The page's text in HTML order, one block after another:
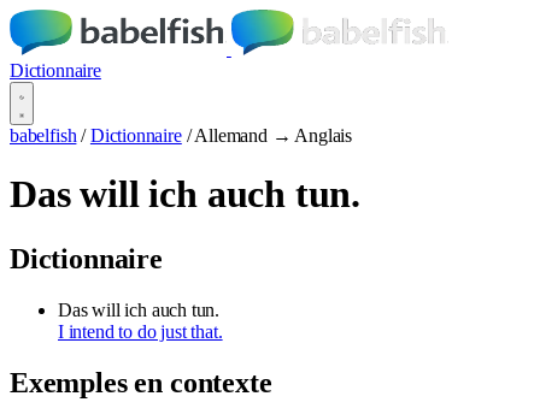
Dictionnaire
babelfish / Dictionnaire / Allemand → Anglais
Das will ich auch tun.
Dictionnaire
Das will ich auch tun.
I intend to do just that.
Exemples en contexte